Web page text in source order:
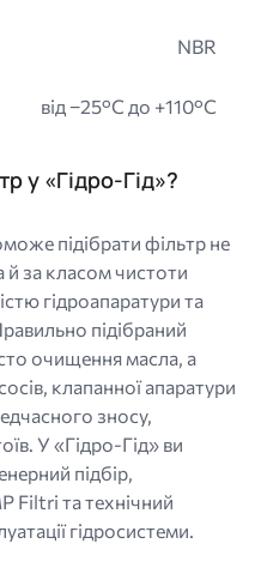
NBR
від −25°C до +110°C
у «Гідро-Гід»?
підібрати фільтр не
й за класом чистоти
гідроапаратури та
підібраний
очищення масла, а
клапанної апаратури
зносу,
У «Гідро-Гід» ви
підбір,
Filtri та технічний
гідросистеми.